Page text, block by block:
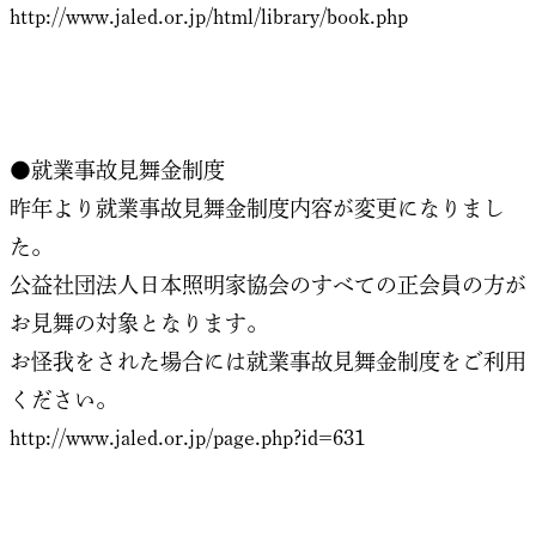
http://www.jaled.or.jp/html/library/book.php
●就業事故見舞金制度
昨年より就業事故見舞金制度内容が変更になりまし
た。
公益社団法人日本照明家協会のすべての正会員の方が
お見舞の対象となります。
お怪我をされた場合には就業事故見舞金制度をご利用
ください。
http://www.jaled.or.jp/page.php?id=631